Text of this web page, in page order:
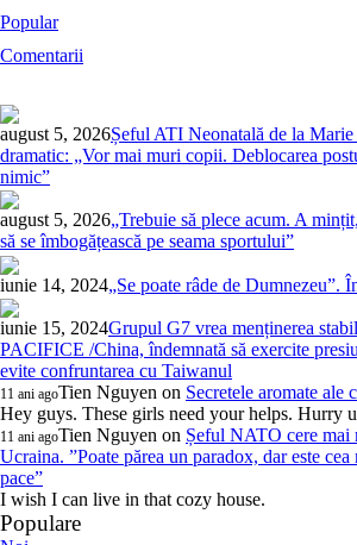
Popular
Comentarii
august 5, 2026Șeful ATI Neonatală de la
dramatic: „Vor mai muri copii. Deblocarea
nimic”
august 5, 2026„Trebuie să plece acum. A
să se îmbogățească pe seama sportului”
iunie 14, 2024„Se poate râde de Dumnezeu”.
iunie 15, 2024Grupul G7 vrea menținerea
PACIFICE /China, îndemnată să exercite
evite confruntarea cu Taiwanul
11 ani agoTien Nguyen on Secretele aromate ale
Hey guys. These girls need your helps. Hurry
11 ani agoTien Nguyen on Șeful NATO cere mai
Ucraina. ”Poate părea un paradox, dar este cea
pace”
I wish I can live in that cozy house.
Populare